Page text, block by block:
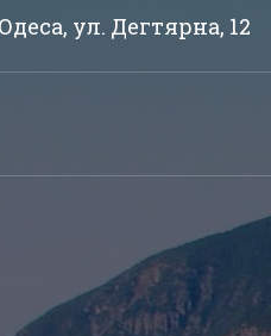
ул. Дегтярна, 12